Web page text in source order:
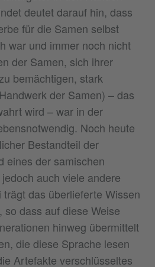
deutet darauf hin, dass
für die Samen selbst
war und immer noch nicht
der Samen, sich ihrer
bemächtigen, stark
der Samen) – das
wird – war in der
Noch heute
Bestandteil der
eines der samischen
auch viele andere
das überlieferte Wissen
so dass auf diese Weise
hinweg übermittelt
die diese Sprache lesen
Artefakte verschlüsseltes